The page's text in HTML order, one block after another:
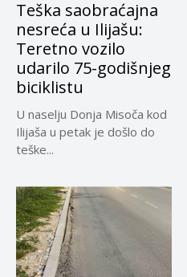
Teška saobraćajna
nesreća u Ilijašu:
Teretno vozilo
udarilo 75-godišnjeg
biciklistu
U naselju Donja Misoča kod
Ilijaša u petak je došlo do
teške...